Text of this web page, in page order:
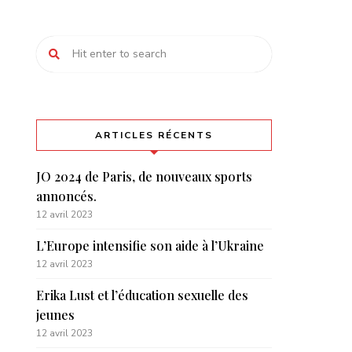
ARTICLES RÉCENTS
JO 2024 de Paris, de nouveaux sports
annoncés.
12 avril 2023
L’Europe intensifie son aide à l’Ukraine
12 avril 2023
Erika Lust et l’éducation sexuelle des
jeunes
12 avril 2023